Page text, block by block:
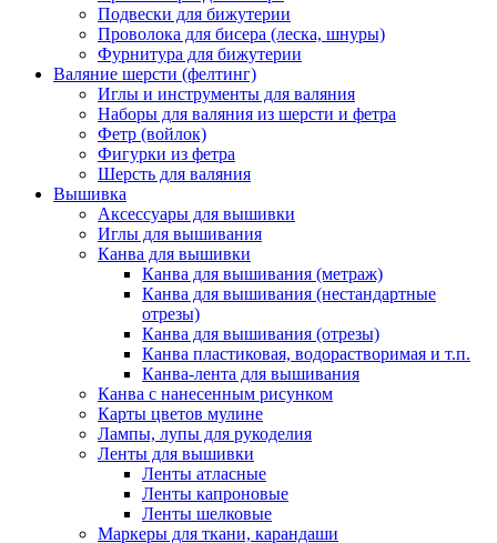
Подвески для бижутерии
Проволока для бисера (леска, шнуры)
Фурнитура для бижутерии
Валяние шерсти (фелтинг)
Иглы и инструменты для валяния
Наборы для валяния из шерсти и фетра
Фетр (войлок)
Фигурки из фетра
Шерсть для валяния
Вышивка
Аксессуары для вышивки
Иглы для вышивания
Канва для вышивки
Канва для вышивания (метраж)
Канва для вышивания (нестандартные
отрезы)
Канва для вышивания (отрезы)
Канва пластиковая, водорастворимая и т.п.
Канва-лента для вышивания
Канва с нанесенным рисунком
Карты цветов мулине
Лампы, лупы для рукоделия
Ленты для вышивки
Ленты атласные
Ленты капроновые
Ленты шелковые
Маркеры для ткани, карандаши